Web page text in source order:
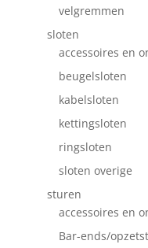
velgremmen
sloten
accessoires en
beugelsloten
kabelsloten
kettingsloten
ringsloten
sloten overige
sturen
accessoires en
Bar-ends/